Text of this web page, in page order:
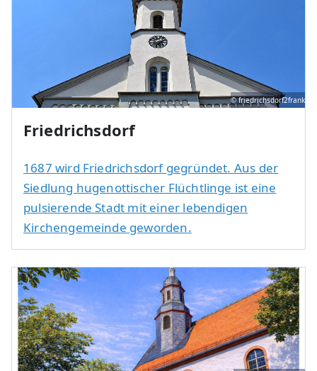
© friedrichsdorf2frank
Friedrichsdorf
1687 wird Friedrichsdorf gegründet. Aus der
Siedlung hugenottischer Flüchtlinge ist eine
pulsierende Stadt mit einer lebendigen
Kirchengemeinde geworden.